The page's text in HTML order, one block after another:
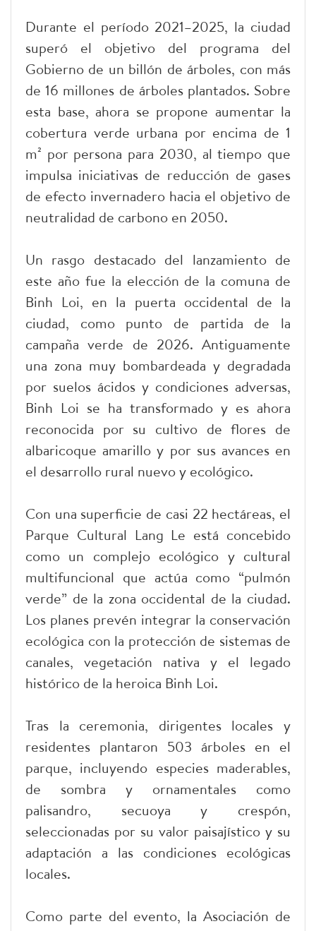
Durante el período 2021–2025, la ciudad
superó el objetivo del programa del
Gobierno de un billón de árboles, con más
de 16 millones de árboles plantados. Sobre
esta base, ahora se propone aumentar la
cobertura verde urbana por encima de 1
m² por persona para 2030, al tiempo que
impulsa iniciativas de reducción de gases
de efecto invernadero hacia el objetivo de
neutralidad de carbono en 2050.
Un rasgo destacado del lanzamiento de
este año fue la elección de la comuna de
Binh Loi, en la puerta occidental de la
ciudad, como punto de partida de la
campaña verde de 2026. Antiguamente
una zona muy bombardeada y degradada
por suelos ácidos y condiciones adversas,
Binh Loi se ha transformado y es ahora
reconocida por su cultivo de flores de
albaricoque amarillo y por sus avances en
el desarrollo rural nuevo y ecológico.
Con una superficie de casi 22 hectáreas, el
Parque Cultural Lang Le está concebido
como un complejo ecológico y cultural
multifuncional que actúa como “pulmón
verde” de la zona occidental de la ciudad.
Los planes prevén integrar la conservación
ecológica con la protección de sistemas de
canales, vegetación nativa y el legado
histórico de la heroica Binh Loi.
Tras la ceremonia, dirigentes locales y
residentes plantaron 503 árboles en el
parque, incluyendo especies maderables,
de sombra y ornamentales como
palisandro, secuoya y crespón,
seleccionadas por su valor paisajístico y su
adaptación a las condiciones ecológicas
locales.
Como parte del evento, la Asociación de